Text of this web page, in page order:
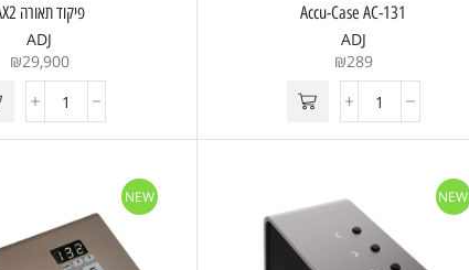
Accu-Case AC-131
ADJ
₪289
פיקוד תאורה AX2
ADJ
₪29,900
NEW
NEW